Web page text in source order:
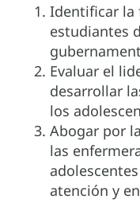
Identificar la
estudiantes
Evaluar el
desarrollar
los
Abogar por
las
atención y